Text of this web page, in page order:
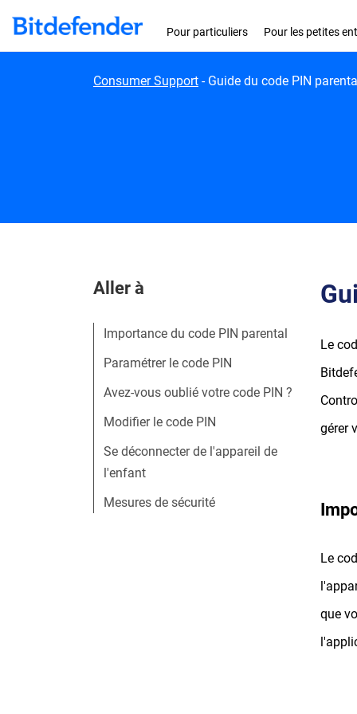
Skip to content
Pour particuliers Pour les petites
Consumer Support - Guide du code PIN
Aller à
Importance du code PIN parental
Paramétrer le code PIN
Avez-vous oublié votre code PIN ?
Modifier le code PIN
Se déconnecter de l'appareil de
l'enfant
Mesures de sécurité
Le
gérer
Le
que